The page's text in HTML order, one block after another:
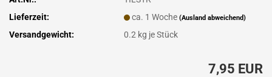
Lieferzeit:
ca. 1 Woche(Ausland abweichend)
Versandgewicht: 0.2 kg je Stück
7,95 EUR